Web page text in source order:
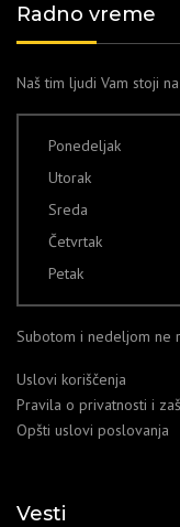
Radno vreme
Naš tim ljudi Vam stoji
Ponedeljak
Utorak
Sreda
Četvrtak
Petak
Subotom i nedeljom ne
Uslovi koriščenja
Pravila o privatnosti i
Opšti uslovi poslovanja
Vesti